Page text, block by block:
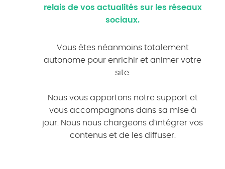
relais de vos actualités sur les réseaux
sociaux.
Vous êtes néanmoins totalement
autonome pour enrichir et animer votre
site.
Nous vous apportons notre support et
vous accompagnons dans sa mise à
jour. Nous nous chargeons d’intégrer vos
contenus et de les diffuser.